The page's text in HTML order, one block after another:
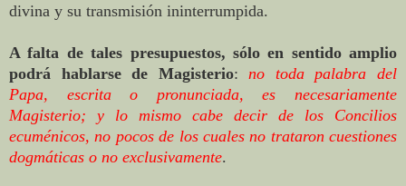
divina y su transmisión ininterrumpida.
A falta de tales presupuestos, sólo en sentido amplio
podrá hablarse de Magisterio: no toda palabra del
Papa, escrita o pronunciada, es necesariamente
Magisterio; y lo mismo cabe decir de los Concilios
ecuménicos, no pocos de los cuales no trataron cuestiones
dogmáticas o no exclusivamente.